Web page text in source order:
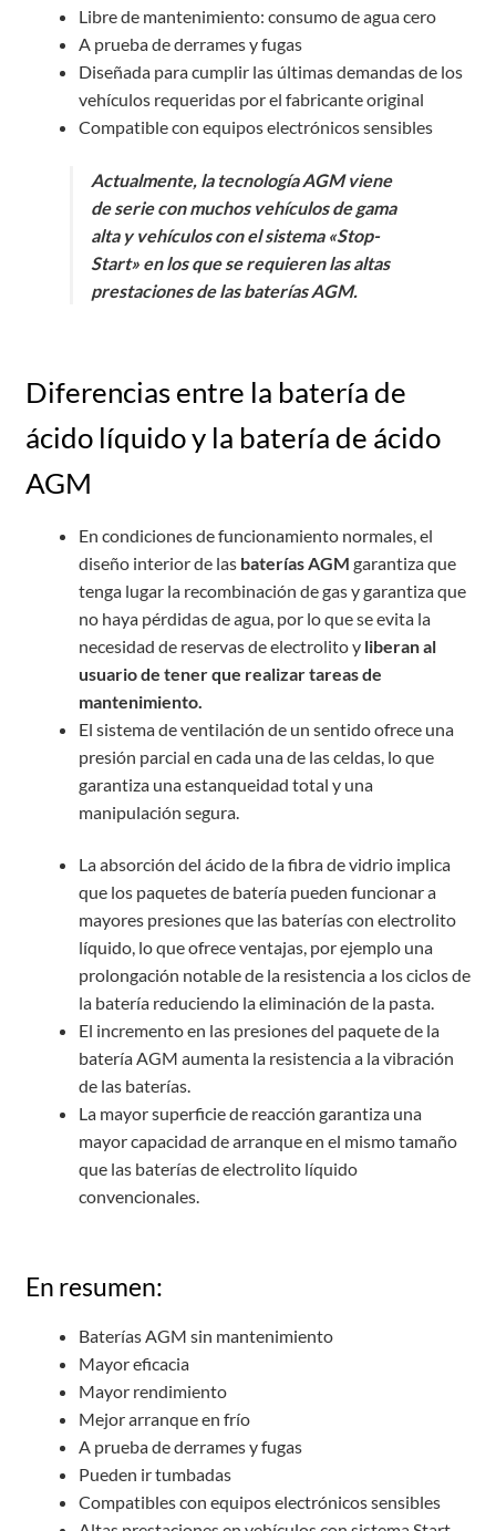
Libre de mantenimiento: consumo de agua cero
A prueba de derrames y fugas
Diseñada para cumplir las últimas demandas de los
vehículos requeridas por el fabricante original
Compatible con equipos electrónicos sensibles
Actualmente, la tecnología AGM viene
de serie con muchos vehículos de gama
alta y vehículos con el sistema «Stop-
Start» en los que se requieren las altas
prestaciones de las baterías AGM.
Diferencias entre la batería de
ácido líquido y la batería de ácido
AGM
En condiciones de funcionamiento normales, el
diseño interior de lasbaterías AGM garantiza que
tenga lugar la recombinación de gas y garantiza que
no haya pérdidas de agua, por lo que se evita la
necesidad de reservas de electrolito yliberan al
usuario de tener que realizar tareas de
mantenimiento.
El sistema de ventilación de un sentido ofrece una
presión parcial en cada una de las celdas, lo que
garantiza una estanqueidad total y una
manipulación segura.
La absorción del ácido de la fibra de vidrio implica
que los paquetes de batería pueden funcionar a
mayores presiones que las baterías con electrolito
líquido, lo que ofrece ventajas, por ejemplo una
prolongación notable de la resistencia a los ciclos de
la batería reduciendo la eliminación de la pasta.
El incremento en las presiones del paquete de la
batería AGM aumenta la resistencia a la vibración
de las baterías.
La mayor superficie de reacción garantiza una
mayor capacidad de arranque en el mismo tamaño
que las baterías de electrolito líquido
convencionales.
En resumen:
Baterías AGM sin mantenimiento
Mayor eficacia
Mayor rendimiento
Mejor arranque en frío
A prueba de derrames y fugas
Pueden ir tumbadas
Compatibles con equipos electrónicos sensibles